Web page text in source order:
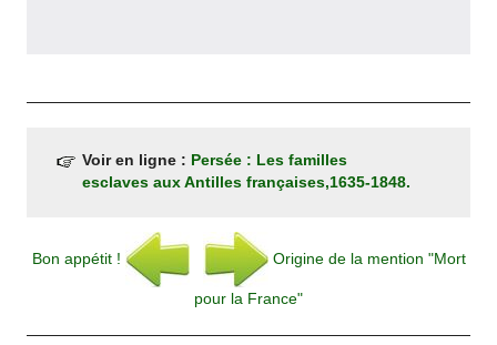
Voir en ligne : Persée : Les familles
esclaves aux Antilles françaises,1635-1848.
Bon appétit ! Origine de la mention "Mort
pour la France"